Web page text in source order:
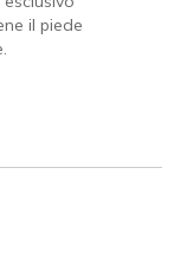
il piede